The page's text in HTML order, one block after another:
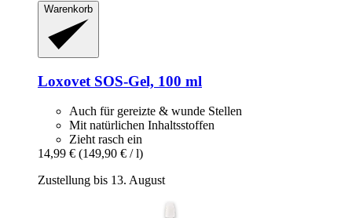
Warenkorb
Loxovet SOS-​Gel, 100 ml
Auch für gereizte & wunde Stellen
Mit natürlichen Inhaltsstoffen
Zieht rasch ein
14,99 € (149,90 € / l)
Zustellung bis 13. August